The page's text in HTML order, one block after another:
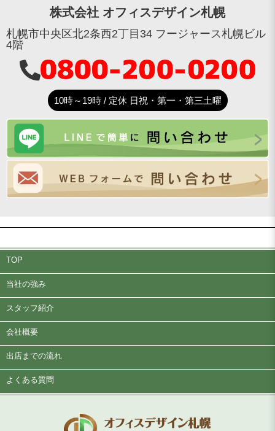
株式会社 オフィスデザイン札幌
札幌市中央区北2条西2丁目34 フージャース札幌ビル
4階
10時～19時 / 定休 日祝・第一・第三土曜
TOP
当社の強み
スタッフ紹介
会社概要
出店までの流れ
よくある質問